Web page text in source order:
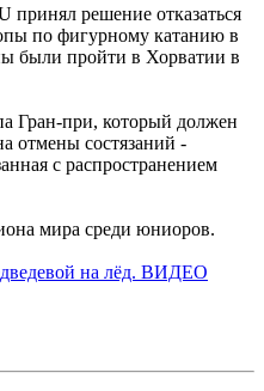
принял решение отказаться
по фигурному катанию в
были пройти в Хорватии в
Гран-при, который должен
отмены состязаний -
с распространением
мира среди юниоров.
на лёд. ВИДЕО